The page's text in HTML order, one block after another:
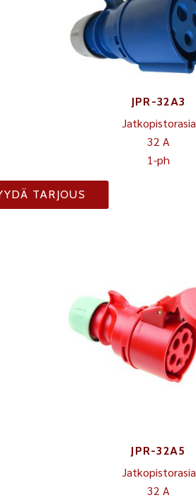
JPR-32A3
Jatkopistorasia
32 A
1-ph
TARJOUS
JPR-32A5
Jatkopistorasia
32 A